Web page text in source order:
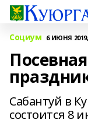
Социум 6 ИЮНЯ 2019,
Сабантуй в
состоится 8